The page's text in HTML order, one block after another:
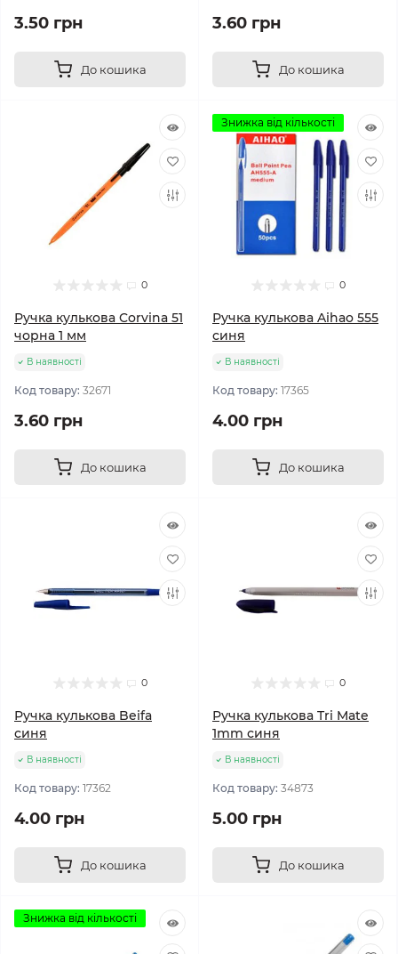
3.50 грн
До кошика
3.60 грн
До кошика
0
Ручка кулькова Corvina 51
чорна 1 мм
В наявності
Код товару: 32671
3.60 грн
До кошика
Знижка від кількості
0
Ручка кулькова Aihao 555
синя
В наявності
Код товару: 17365
4.00 грн
До кошика
0
Ручка кулькова Beifa
синя
В наявності
Код товару: 17362
4.00 грн
До кошика
0
Ручка кулькова Tri Mate
1mm синя
В наявності
Код товару: 34873
5.00 грн
До кошика
Знижка від кількості